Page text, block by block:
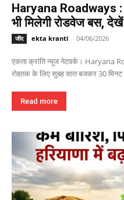
Haryana Roadways
भी मिलेगी रोडवेज बस,
जींद ekta kranti - 04/06/2026
एकता क्रांति न्यूज नेटवर्क। Haryana
रोहतक के लिए सुबह सात बजकर 30 मिनट
Read more